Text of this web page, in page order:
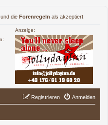
und die Forenregeln als akzeptiert.
Anzeige:
Anmelden
Registrieren